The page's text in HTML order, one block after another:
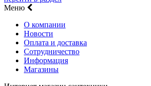
Меню
О компании
Новости
Оплата и доставка
Сотрудничество
Информация
Магазины